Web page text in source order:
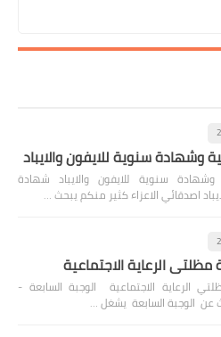
وشهادة سنوية للايفون والايباد
سنوية للايفون والايباد شهادة
اصدقائي الاعزاء كثير منكم يبحث …
مظلتي الرعاية الاجتماعية
الرعاية الاجتماعية الوجبة السابعة -
عن الوجبة السابعة يشغل …